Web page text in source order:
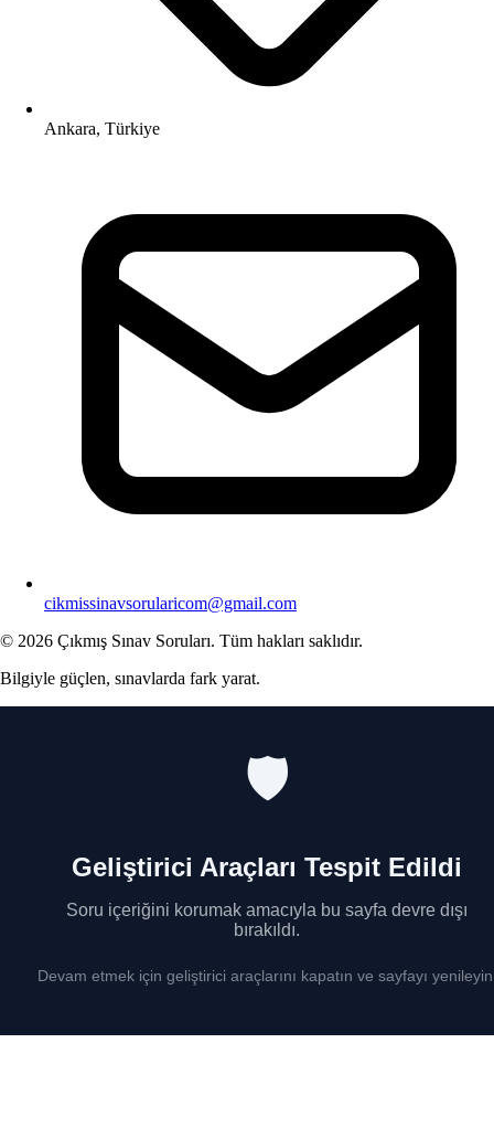
Ankara, Türkiye
cikmissinavsorularicom@gmail.com
© 2026 Çıkmış Sınav Soruları. Tüm hakları saklıdır.
Bilgiyle güçlen, sınavlarda fark yarat.
🛡️
Geliştirici Araçları Tespit Edildi
Soru içeriğini korumak amacıyla bu sayfa devre dışı
bırakıldı.
Devam etmek için geliştirici araçlarını kapatın ve sayfayı